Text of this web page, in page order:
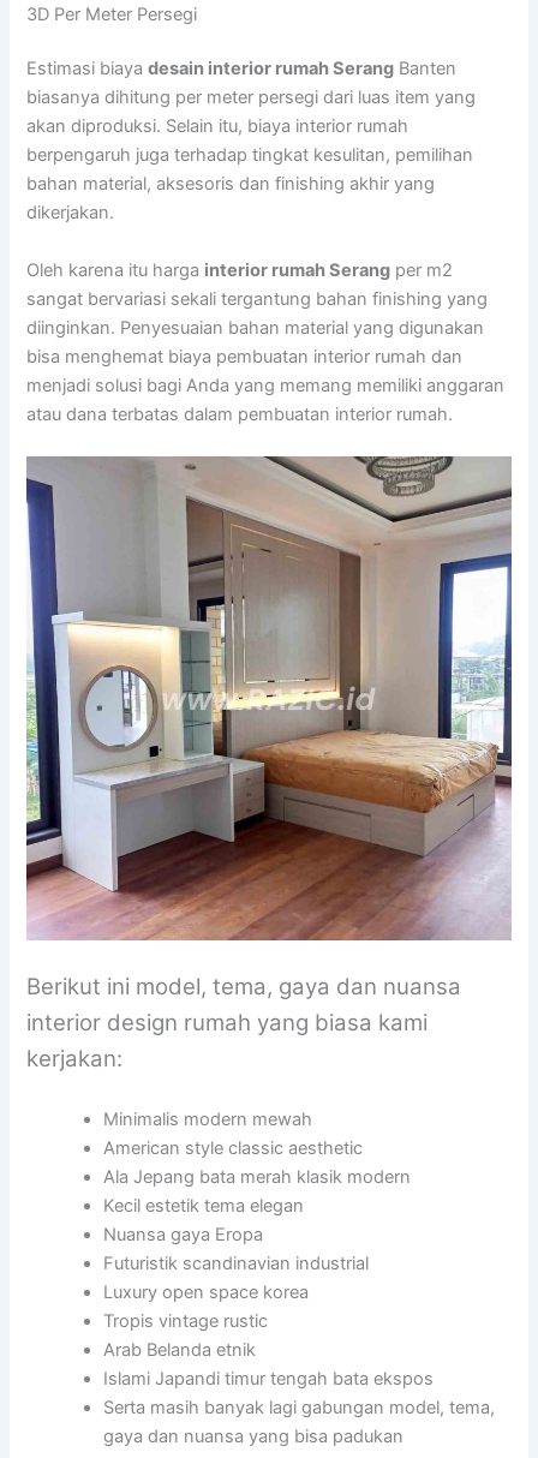
3D Per Meter Persegi
Estimasi biayadesain interior rumah Serang Banten
biasanya dihitung per meter persegi dari luas item yang
akan diproduksi. Selain itu, biaya interior rumah
berpengaruh juga terhadap tingkat kesulitan, pemilihan
bahan material, aksesoris dan finishing akhir yang
dikerjakan.
Oleh karena itu harga interior rumah Serang per m2
sangat bervariasi sekali tergantung bahan finishing yang
diinginkan. Penyesuaian bahan material yang digunakan
bisa menghemat biaya pembuatan interior rumah dan
menjadi solusi bagi Anda yang memang memiliki anggaran
atau dana terbatas dalam pembuatan interior rumah.
Berikut ini model, tema, gaya dan nuansa
interior design rumah yang biasa kami
kerjakan:
Minimalis modern mewah
American style classic aesthetic
Ala Jepang bata merah klasik modern
Kecil estetik tema elegan
Nuansa gaya Eropa
Futuristik scandinavian industrial
Luxury open space korea
Tropis vintage rustic
Arab Belanda etnik
Islami Japandi timur tengah bata ekspos
Serta masih banyak lagi gabungan model, tema,
gaya dan nuansa yang bisa padukan